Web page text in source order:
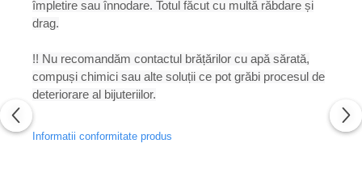
împletire sau înnodare. Totul făcut cu multă răbdare și
drag.
!! Nu recomandăm contactul brățărilor cu apă sărată,
compuși chimici sau alte soluții ce pot grăbi procesul de
deteriorare al bijuteriilor.
Informatii conformitate produs